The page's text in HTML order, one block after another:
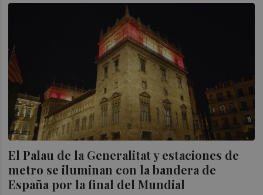
El Palau de la Generalitat y estaciones de
metro se iluminan con la bandera de
España por la final del Mundial